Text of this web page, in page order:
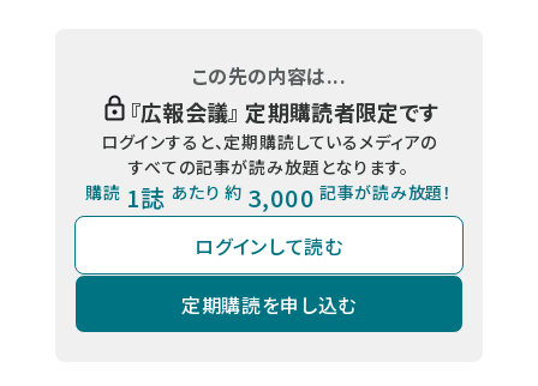
この先の内容は...
『広報会議』 定期購読者限定です
ログインすると、定期購読しているメディアの
すべての記事が読み放題となります。
購読 1誌 あたり 約 3,000 記事が読み放題！
ログインして読む
定期購読を申し込む